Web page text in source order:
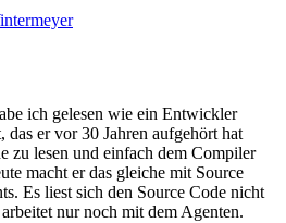
ich gelesen wie ein Entwickler
das er vor 30 Jahren aufgehört hat
zu lesen und einfach dem Compiler
macht er das gleiche mit Source
Es liest sich den Source Code nicht
nur noch mit dem Agenten.